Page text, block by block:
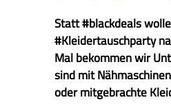
Z
u
s
a
m
Statt #blackdeals
#Kleidertauschparty
Mal bekommen wir
sind mit
oder mitgebrachte